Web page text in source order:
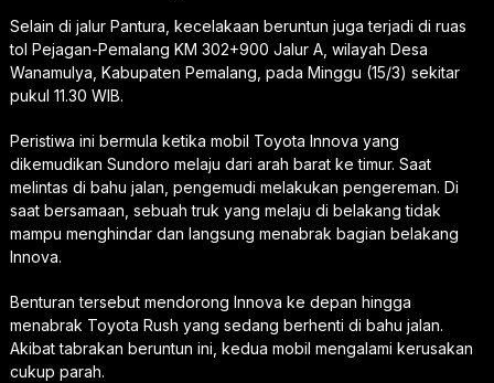
Selain di jalur Pantura, kecelakaan beruntun juga terjadi di ruas
tol Pejagan-Pemalang KM 302+900 Jalur A, wilayah Desa
Wanamulya, Kabupaten Pemalang, pada Minggu (15/3) sekitar
pukul 11.30 WIB.
Peristiwa ini bermula ketika mobil Toyota Innova yang
dikemudikan Sundoro melaju dari arah barat ke timur. Saat
melintas di bahu jalan, pengemudi melakukan pengereman. Di
saat bersamaan, sebuah truk yang melaju di belakang tidak
mampu menghindar dan langsung menabrak bagian belakang
Innova.
Benturan tersebut mendorong Innova ke depan hingga
menabrak Toyota Rush yang sedang berhenti di bahu jalan.
Akibat tabrakan beruntun ini, kedua mobil mengalami kerusakan
cukup parah.